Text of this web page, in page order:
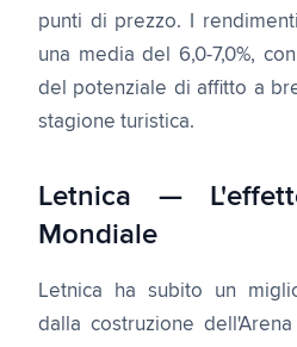
punti di prezzo. I
una media del 6,0-7,0%,
del potenziale di affitto a
stagione turistica.
Letnica —
Mondiale
Letnica ha subito un
dalla costruzione